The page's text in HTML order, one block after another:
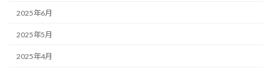
2025年6月
2025年5月
2025年4月